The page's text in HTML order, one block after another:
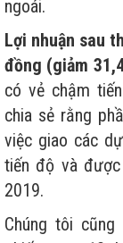
ngoái.
Lợi nhuận sau
đồng (giảm
có vẻ chậm
chia sẻ rằng
việc giao các
tiến độ và
2019.
Chúng tôi